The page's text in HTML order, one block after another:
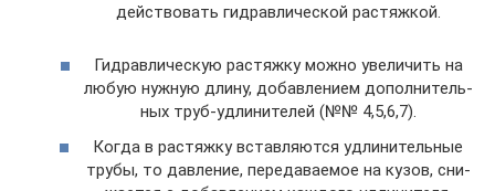
дей­ство­вать гид­рав­ли­че­ской растяжкой.
Гид­рав­ли­че­скую рас­тяж­ку мож­но уве­ли­чить на
любую нуж­ную дли­ну, добав­ле­ни­ем допол­ни­тель­
ных труб-удли­ни­те­лей (№№ 4,5,6,7).
Когда в рас­тяж­ку встав­ля­ют­ся удли­ни­тель­ные
тру­бы, то дав­ле­ние, пере­да­ва­е­мое на кузов, сни­